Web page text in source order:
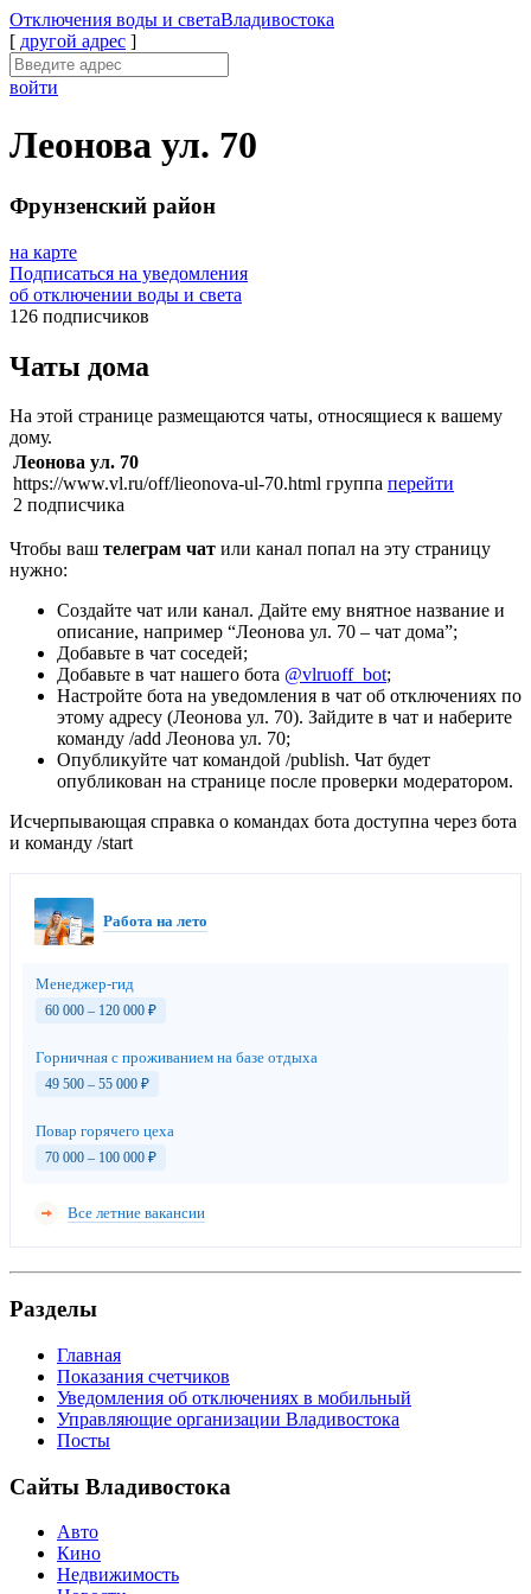
Отключения воды и светаВладивостока
[ другой адрес ]
войти
Леонова ул. 70
Фрунзенский район
на карте
Подписаться на уведомления
об отключении воды и света
126 подписчиков
Чаты дома
На этой странице размещаются чаты, относящиеся к вашему
дому.
Леонова ул. 70
https://www.vl.ru/off/lieonova-ul-70.html
2 подписчика
группа перейти
Чтобы ваш телеграм чат или канал попал на эту страницу
нужно:
Создайте чат или канал. Дайте ему внятное название и
описание, например “Леонова ул. 70 – чат дома”;
Добавьте в чат соседей;
Добавьте в чат нашего бота @vlruoff_bot;
Настройте бота на уведомления в чат об отключениях по
этому адресу (Леонова ул. 70). Зайдите в чат и наберите
команду /add Леонова ул. 70;
Опубликуйте чат командой /publish. Чат будет
опубликован на странице после проверки модератором.
Исчерпывающая справка о командах бота доступна через бота
и команду /start
Работа на лето
Менеджер-гид
60 000 – 120 000 ₽
Горничная с проживанием на базе отдыха
49 500 – 55 000 ₽
Повар горячего цеха
70 000 – 100 000 ₽
Все летние вакансии
Разделы
Главная
Показания счетчиков
Уведомления об отключениях в мобильный
Управляющие организации Владивостока
Посты
Сайты Владивостока
Авто
Кино
Недвижимость